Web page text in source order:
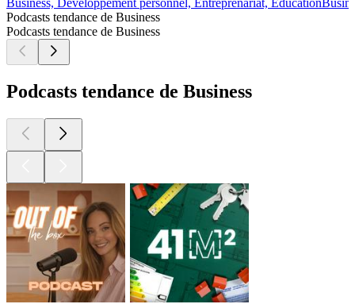
Business, Développement personnel, Entreprenariat, Éducation
Podcasts tendance de Business
Podcasts tendance de Business
Podcasts tendance de Business